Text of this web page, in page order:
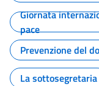
Giornata
pace
Prevenzione del
La sottosegretaria